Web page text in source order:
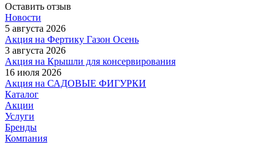
Оставить отзыв
Новости
5 августа 2026
Акция на Фертику Газон Осень
3 августа 2026
Акция на Крышли для консервирования
16 июля 2026
Акция на САДОВЫЕ ФИГУРКИ
Каталог
Акции
Услуги
Бренды
Компания